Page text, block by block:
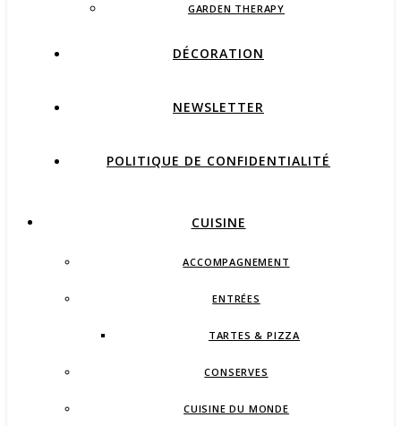
GARDEN THERAPY
DÉCORATION
NEWSLETTER
POLITIQUE DE CONFIDENTIALITÉ
CUISINE
ACCOMPAGNEMENT
ENTRÉES
TARTES & PIZZA
CONSERVES
CUISINE DU MONDE